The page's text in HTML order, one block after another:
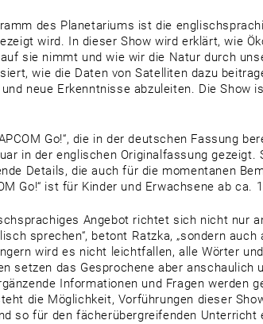
des Planetariums ist die
wird. In dieser Show wird erklärt, wie
sie nimmt und wie wir die Natur durch
wie die Daten von Satelliten dazu
neue Erkenntnisse abzuleiten. Die Show
Go!“, die in der deutschen Fassung
in der englischen Originalfassung
Details, die auch für die momentanen
Go!“ ist für Kinder und Erwachsene ab ca.
Angebot richtet sich nicht nur
sprechen“, betont Ratzka, „sondern
wird es nicht leichtfallen, alle Wörter
setzen das Gesprochene aber anschaulich
Informationen und Fragen werden
die Möglichkeit, Vorführungen dieser
so für den fächerübergreifenden Unterricht